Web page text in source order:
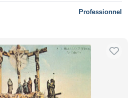
Professionnel